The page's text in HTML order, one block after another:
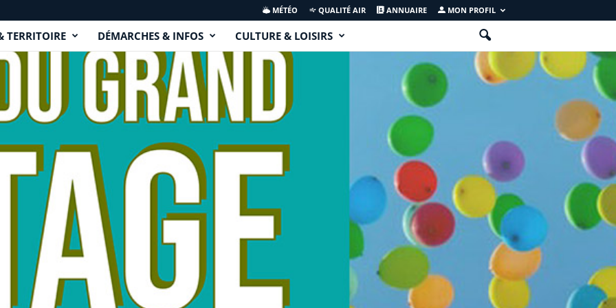
MÉTÉO QUALITÉ AIR ANNUAIRE MON PROFIL
TERRITOIRE DÉMARCHES & INFOS CULTURE & LOISIRS